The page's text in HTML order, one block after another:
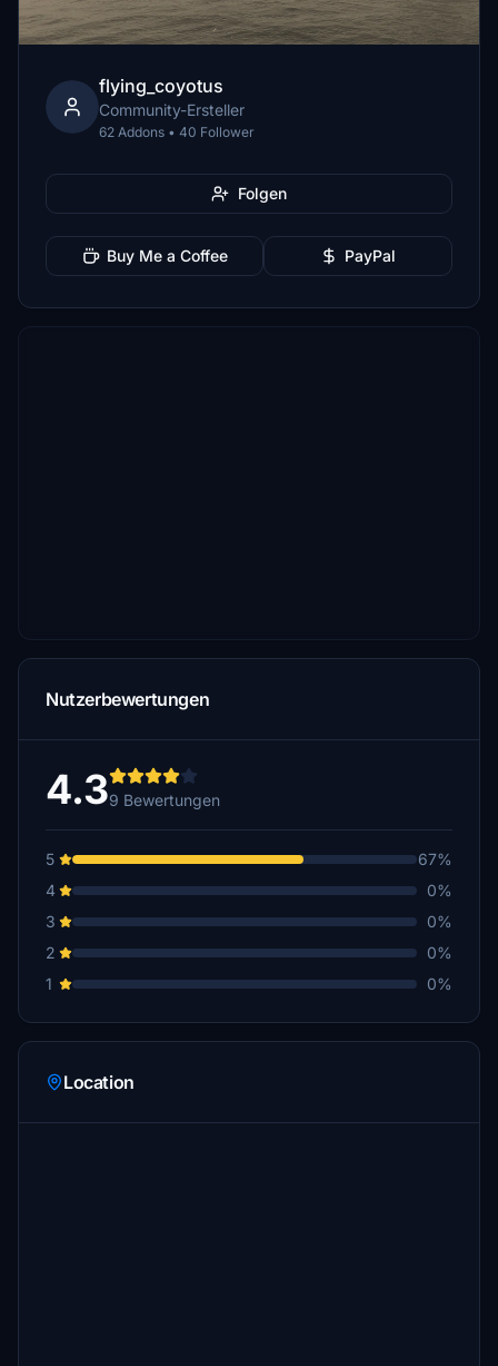
flying_coyotus
Community-Ersteller
62 Addons • 40 Follower
Folgen
Buy Me a Coffee PayPal
Nutzerbewertungen
4.39 Bewertungen
5
67%
4
0%
3
0%
2
0%
1
0%
Location